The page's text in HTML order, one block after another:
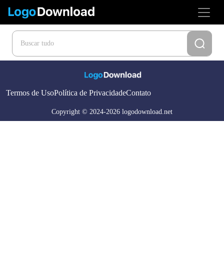
Termos de UsoPolítica de PrivacidadeContato
Copyright © 2024-2026 logodownload.net